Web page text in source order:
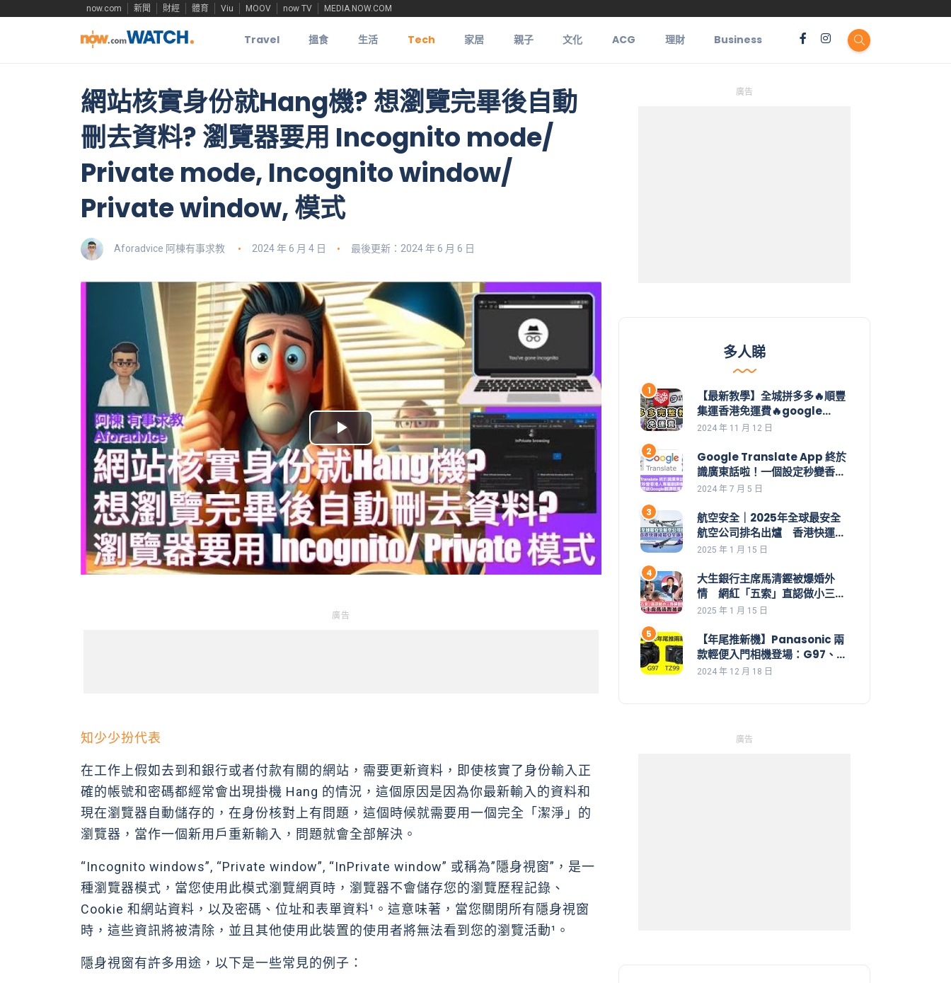
now.com 新聞 財經 體育 Viu MOOV now TV MEDIA.NOW.COM
Travel 搵食 生活 Tech 家居 親子 文化 ACG 理財 Business
網站核實身份就Hang機? 想瀏覽完畢後自動
刪去資料? 瀏覽器要用 Incognito mode/
Private mode, Incognito window/
Private window, 模式
Aforadvice 阿棟有事求教 2024 年 6 月 4 日 最後更新：2024 年 6 月 6 日
P
l
a
y
V
廣告
知少少扮代表
在工作上假如去到和銀行或者付款有關的網站，需要更新資料，即使核實了身份輸入正
確的帳號和密碼都經常會出現掛機 Hang 的情況，這個原因是因為你最新輸入的資料和
現在瀏覽器自動儲存的，在身份核對上有問題，這個時候就需要用一個完全「潔淨」的
瀏覽器，當作一個新用戶重新輸入，問題就會全部解決。
“Incognito windows”, “Private window”, “InPrivate window” 或稱為”隱身視窗”，是一
種瀏覽器模式，當您使用此模式瀏覽網頁時，瀏覽器不會儲存您的瀏覽歷程記錄、
Cookie 和網站資料，以及密碼、位址和表單資料¹。這意味著，當您關閉所有隱身視窗
時，這些資訊將被清除，並且其他使用此裝置的使用者將無法看到您的瀏覽活動¹。
隱身視窗有許多用途，以下是一些常見的例子：
廣告
多人睇
【最新教學】全城拼多多🔥順豐
集運香港免運費🔥google
play下載方法💡一片學識拼多
多教學｜集運直郵｜拼多多如何
買｜拼多多香港下載｜香港付款
｜購物車｜應用寶
2024 年 11 月 12 日
Google Translate App 終於
識廣東話啦！一個設定秒變香港
人專屬翻譯機教你一招開啟
裝了都用不到，點解？設定好手
機就用到。
2024 年 7 月 5 日
航空安全｜2025年全球最安全
航空公司排名出爐 香港快運成
最安全廉航
2025 年 1 月 15 日
大生銀行主席馬清鏗被爆婚外
情 網紅「五索」直認做小三後
稱暫時消失
2025 年 1 月 15 日
【年尾推新機】Panasonic 兩
款輕便入門相機登場：G97、
TZ99 (ZS99)
2024 年 12 月 18 日
廣告